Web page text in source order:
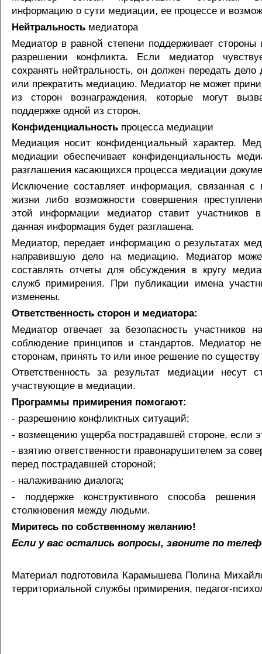
информацию о сути медиации, ее процессе и
Нейтральностьмедиатора
Медиатор в равной степени поддерживает
разрешении конфликта. Если медиатор
сохранять нейтральность, он должен передать дело
или прекратить медиацию. Медиатор не может
из сторон вознаграждения, которые могут
поддержке одной из сторон.
Конфиденциальностьпроцесса медиации
Медиация носит конфиденциальный характер.
медиации обеспечивает конфиденциальность
разглашения касающихся процесса медиации
Исключение составляет информация, связанная с
жизни либо возможности совершения
этой информации медиатор ставит участников
данная информация будет разглашена.
Медиатор, передает информацию о результатах
направившую дело на медиацию. Медиатор
составлять отчеты для обсуждения в кругу
служб примирения. При публикации имена
изменены.
Ответственность сторон и медиатора:
Медиатор отвечает за безопасность участников
соблюдение принципов и стандартов. Медиатор
сторонам, принять то или иное решение по существу
Ответственность за результат медиации несут
участвующие в медиации.
Программы примирения помогают:
- разрешению конфликтных ситуаций;
- возмещению ущерба пострадавшей стороне, если
- взятию ответственности правонарушителем за
перед пострадавшей стороной;
- налаживанию диалога;
- поддержке конструктивного способа
столкновения между людьми.
Миритесь по собственному желанию!
Если у вас остались вопросы, звоните по
Материал подготовила Карамышева Полина
территориальной службы примирения, педагог-